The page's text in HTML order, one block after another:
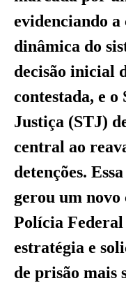
evidenciando a
dinâmica do
decisão inicial
contestada, e
Justiça (STJ)
central ao
detenções.
gerou um
Polícia
estratégia e
de prisão mais